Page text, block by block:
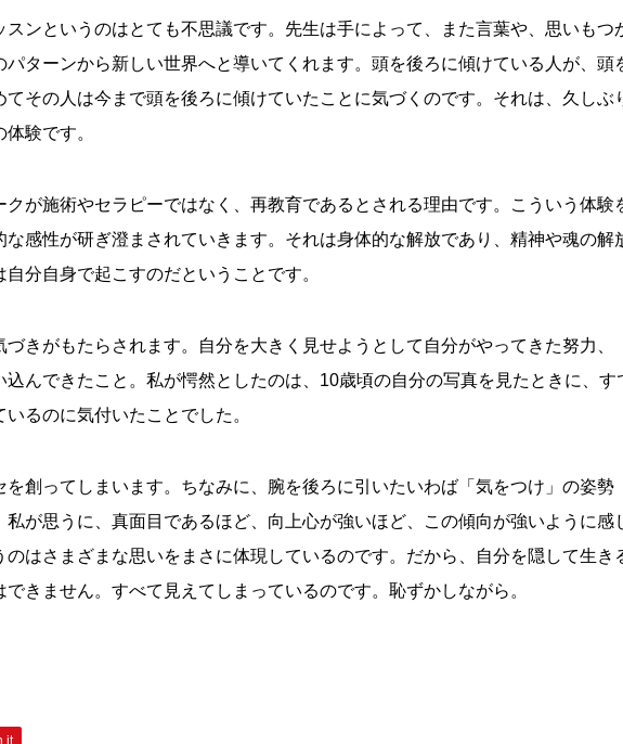
ンというのはとても不思議です。先生は手によって、また言葉や、思いもつ
ターンから新しい世界へと導いてくれます。頭を後ろに傾けている人が、頭
その人は今まで頭を後ろに傾けていたことに気づくのです。それは、久しぶ
験です。
が施術やセラピーではなく、再教育であるとされる理由です。こういう体験
感性が研ぎ澄まされていきます。それは身体的な解放であり、精神や魂の解
分自身で起こすのだということです。
きがもたらされます。自分を大きく見せようとして自分がやってきた努力、
込んできたこと。私が愕然としたのは、10歳頃の自分の写真を見たときに、す
るのに気付いたことでした。
創ってしまいます。ちなみに、腕を後ろに引いたいわば「気をつけ」の姿勢
が思うに、真面目であるほど、向上心が強いほど、この傾向が強いように感
はさまざまな思いをまさに体現しているのです。だから、自分を隠して生き
きません。すべて見えてしまっているのです。恥ずかしながら。
it